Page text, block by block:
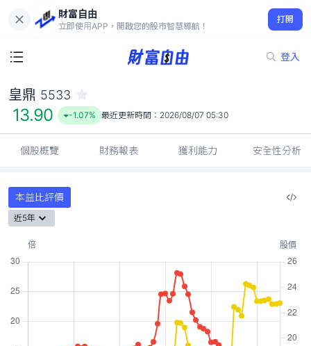
財富自由
立即使用APP，開啟您的股市智慧導航！
打開
登入
13.90
-1.07%
皇鼎 5533
13.90 -1.07% 最近更新時間： 2026/08/07 05:30
個股概覽 財務報表 獲利能力 安全性分析
本益比評價
近5年